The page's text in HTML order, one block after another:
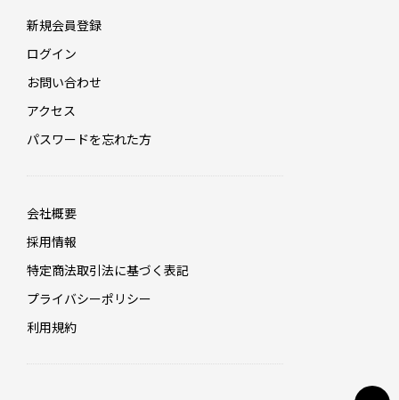
新規会員登録
ログイン
お問い合わせ
アクセス
パスワードを忘れた方
会社概要
採用情報
特定商法取引法に基づく表記
プライバシーポリシー
利用規約